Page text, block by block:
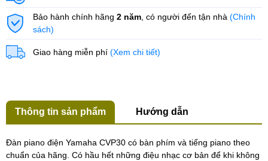
Bảo hành chính hãng 2 năm , có người đến tận nhà (Chính
sách)
Giao hàng miễn phí (Xem chi tiết)
Thông tin sản phẩm Hướng dẫn
Đàn piano điện Yamaha CVP30 có bàn phím và tiếng piano theo
chuẩn của hãng. Có hầu hết những điệu nhạc cơ bản để khi không